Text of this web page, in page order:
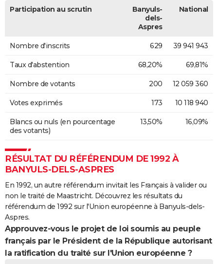
Participation au scrutin
Banyuls-
dels-
Aspres
National
Nombre d'inscrits 629 39 941 943
Taux d'abstention 68,20% 69,81%
Nombre de votants 200 12 059 360
Votes exprimés 173 10 118 940
Blancs ou nuls (en pourcentage
des votants)
13,50% 16,09%
RÉSULTAT DU RÉFÉRENDUM DE 1992 À
BANYULS-DELS-ASPRES
En 1992, un autre référendum invitait les Français à valider ou
non le traité de Maastricht. Découvrez les résultats du
référendum de 1992 sur l'Union européenne à Banyuls-dels-
Aspres.
Approuvez-vous le projet de loi soumis au peuple
français par le Président de la République autorisant
la ratification du traité sur l'Union européenne ?